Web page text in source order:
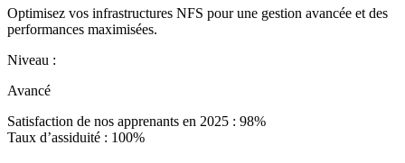
Optimisez vos infrastructures NFS pour une gestion avancée et des
performances maximisées.
Niveau :
Avancé
Satisfaction de nos apprenants en 2025 : 98%
Taux d’assiduité : 100%